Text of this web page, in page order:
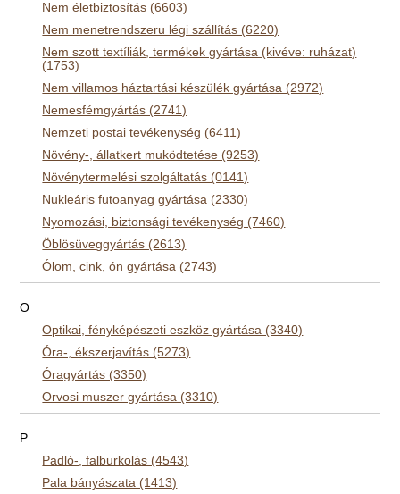
Nem életbiztosítás (6603)
Nem menetrendszeru légi szállítás (6220)
Nem szott textíliák, termékek gyártása (kivéve: ruházat)
(1753)
Nem villamos háztartási készülék gyártása (2972)
Nemesfémgyártás (2741)
Nemzeti postai tevékenység (6411)
Növény-, állatkert muködtetése (9253)
Növénytermelési szolgáltatás (0141)
Nukleáris futoanyag gyártása (2330)
Nyomozási, biztonsági tevékenység (7460)
Öblösüveggyártás (2613)
Ólom, cink, ón gyártása (2743)
O
Optikai, fényképészeti eszköz gyártása (3340)
Óra-, ékszerjavítás (5273)
Óragyártás (3350)
Orvosi muszer gyártása (3310)
P
Padló-, falburkolás (4543)
Pala bányászata (1413)